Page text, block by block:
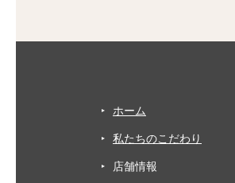
ホーム
私たちのこだわり
店舗情報